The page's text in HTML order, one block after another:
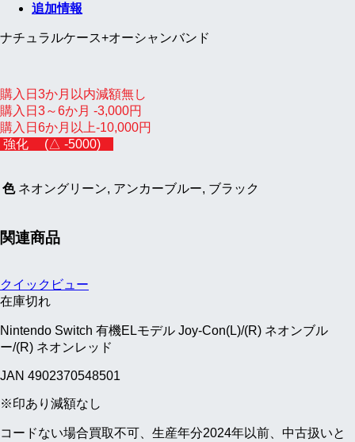
追加情報
ナチュラルケース+オーシャンバンド
購入日3か月以内減額無し
購入日3～6か月 -3,000円
購入日6か月以上-10,000円
強化 (△ -5000)
色 ネオングリーン, アンカーブルー, ブラック
関連商品
クイックビュー
在庫切れ
Nintendo Switch 有機ELモデル Joy-Con(L)/(R) ネオンブル
ー/(R) ネオンレッド
JAN 4902370548501
※印あり減額なし
コードない場合買取不可、生産年分2024年以前、中古扱いと